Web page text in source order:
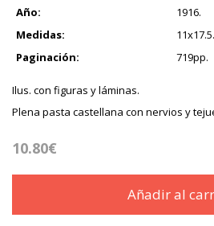
Año:
1916.
Medidas:
11x17.5.
Paginación:
719pp.
Ilus. con figuras y láminas.
Plena pasta castellana con nervios y
10.80€
Añadir al